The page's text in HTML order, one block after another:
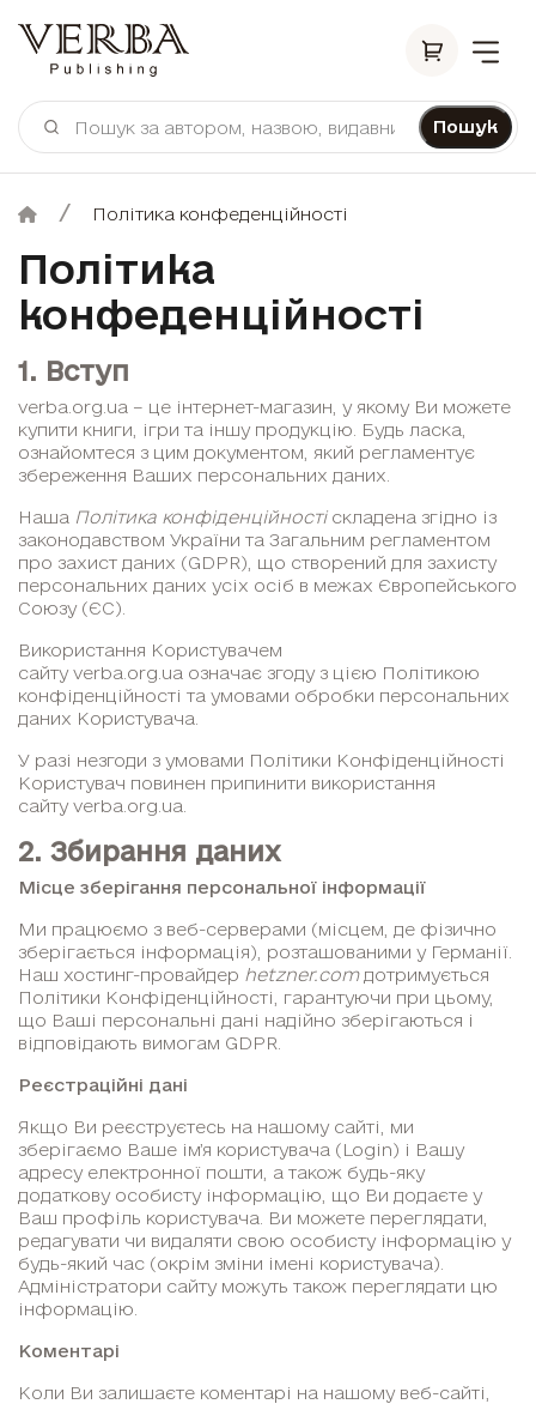
Пошук
Політика конфеденційності
Політика
конфеденційності
1. Вступ
verba.org.ua – це інтернет-магазин, у якому Ви можете
купити книги, ігри та іншу продукцію. Будь ласка,
ознайомтеся з цим документом, який регламентує
збереження Ваших персональних даних.
Наша Політика конфіденційностіскладена згідно із
законодавством України та Загальним регламентом
про захист даних (GDPR), що створений для захисту
персональних даних усіх осіб в межах Європейського
Союзу (ЄС).
Використання Користувачем
сайту verba.org.ua означає згоду з цією Політикою
конфіденційності та умовами обробки персональних
даних Користувача.
У разі незгоди з умовами Політики Конфіденційності
Користувач повинен припинити використання
сайту verba.org.ua.
2. Збирання даних
Місце зберігання персональної інформації
Ми працюємо з веб-серверами (місцем, де фізично
зберігається інформація), розташованими у Германії.
Наш хостинг-провайдер hetzner.comдотримується
Політики Конфіденційності, гарантуючи при цьому,
що Ваші персональні дані надійно зберігаються і
відповідають вимогам GDPR.
Реєстраційні дані
Якщо Ви реєструєтесь на нашому сайті, ми
зберігаємо Ваше ім’я користувача (Login) і Вашу
адресу електронної пошти, а також будь-яку
додаткову особисту інформацію, що Ви додаєте у
Ваш профіль користувача. Ви можете переглядати,
редагувати чи видаляти свою особисту інформацію у
будь-який час (окрім зміни імені користувача).
Адміністратори сайту можуть також переглядати цю
інформацію.
Коментарі
Коли Ви залишаєте коментарі на нашому веб-сайті,